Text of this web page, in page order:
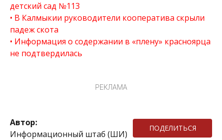
детский сад №113
В Калмыкии руководители кооператива скрыли
падеж скота
Информация о содержании в «плену» красноярца
не подтвердилась
РЕКЛАМА
Автор:
Информационный штаб (ШИ)
ПОДЕЛИТЬСЯ